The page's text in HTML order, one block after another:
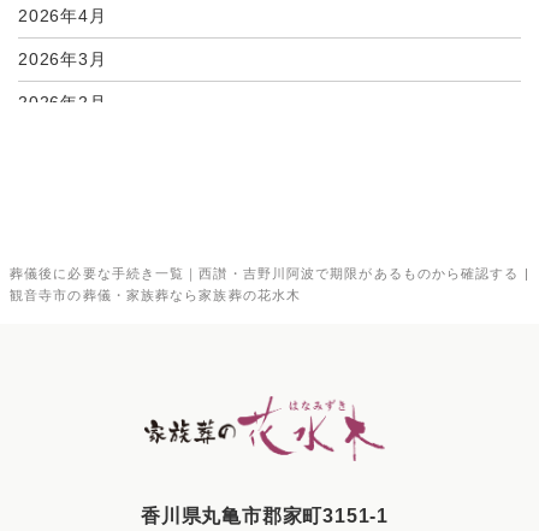
葬儀後に必要な手続き一覧｜西讃・吉野川阿波で期限があるものから確認する |
観音寺市の葬儀・家族葬なら家族葬の花水木
2026年4月
2026年3月
2026年2月
2025年10月
⾹川県丸⻲市郡家町3151-1